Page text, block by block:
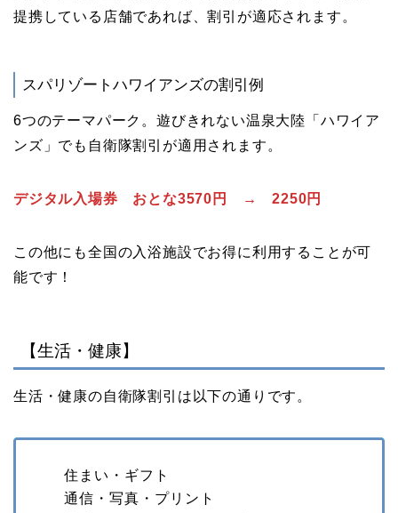
提携している店舗であれば、割引が適応されます。
スパリゾートハワイアンズの割引例
6つのテーマパーク。遊びきれない温泉大陸「ハワイア
ンズ」でも自衛隊割引が適用されます。
デジタル入場券 おとな3570円 → 2250円
この他にも全国の入浴施設でお得に利用することが可
能です！
【生活・健康】
生活・健康の自衛隊割引は以下の通りです。
住まい・ギフト
通信・写真・プリント